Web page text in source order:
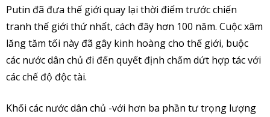
Putin đã đưa thế giới quay lại thời điểm trước chiến
tranh thế giới thứ nhất, cách đây hơn 100 năm. Cuộc xâm
lăng tăm tối này đã gây kinh hoàng cho thế giới, buộc
các nước dân chủ đi đến quyết định chấm dứt hợp tác với
các chế độ độc tài.
Khối các nước dân chủ -với hơn ba phần tư trọng lượng